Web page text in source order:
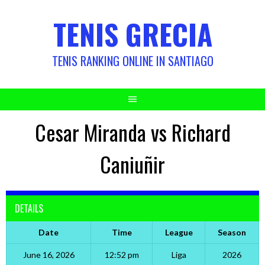
TENIS GRECIA
TENIS RANKING ONLINE IN SANTIAGO
Cesar Miranda vs Richard
Caniuñir
DETAILS
Date Time League Season
June 16, 2026 12:52 pm Liga 2026